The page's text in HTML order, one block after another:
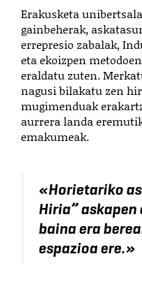
Erakusketa
gainbeherak,
errepresio zabalak,
eta ekoizpen
eraldatu zuten.
nagusi bilakatu zen
mugimenduak
aurrera landa
emakumeak.
«Horietariko
Hiria” askapen
baina era
espazioa ere.»